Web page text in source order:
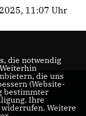
11:07 Uhr
die notwendig
die uns
(Website-
bestimmter
Ihre
Weitere